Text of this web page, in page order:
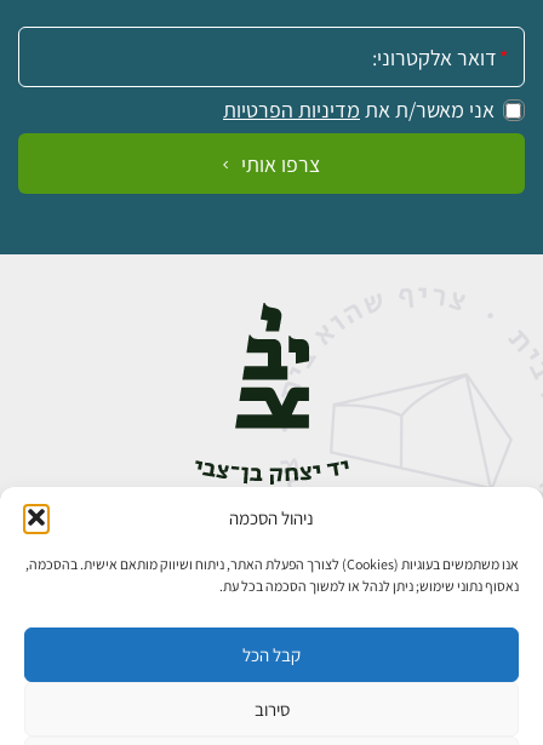
ניהול הסכמה
אנו משתמשים בעוגיות (Cookies) לצורך הפעלת האתר, ניתוח ושיווק מותאם אישית. בהסכמה,
נאסוף נתוני שימוש; ניתן לנהל או למשוך הסכמה בכל עת.
קבל הכל
סירוב
אימייל:
אני מאשר/ת את מדיניות הפרטיות
צרפו אותי
אבן גבירול 14, רחביה, ירושלים